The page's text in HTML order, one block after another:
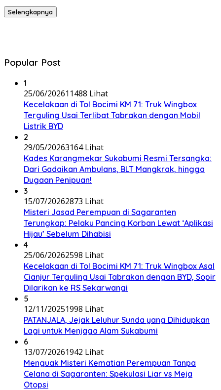
Selengkapnya
Popular Post
1
25/06/202611488 Lihat
Kecelakaan di Tol Bocimi KM 71: Truk Wingbox
Terguling Usai Terlibat Tabrakan dengan Mobil
Listrik BYD
2
29/05/20263164 Lihat
Kades Karangmekar Sukabumi Resmi Tersangka:
Dari Gadaikan Ambulans, BLT Mangkrak, hingga
Dugaan Penipuan!
3
15/07/20262873 Lihat
Misteri Jasad Perempuan di Sagaranten
Terungkap: Pelaku Pancing Korban Lewat ‘Aplikasi
Hijau’ Sebelum Dihabisi
4
25/06/20262598 Lihat
Kecelakaan di Tol Bocimi KM 71: Truk Wingbox Asal
Cianjur Terguling Usai Tabrakan dengan BYD, Sopir
Dilarikan ke RS Sekarwangi
5
12/11/20251998 Lihat
PATANJALA, Jejak Leluhur Sunda yang Dihidupkan
Lagi untuk Menjaga Alam Sukabumi
6
13/07/20261942 Lihat
Menguak Misteri Kematian Perempuan Tanpa
Celana di Sagaranten: Spekulasi Liar vs Meja
Otopsi